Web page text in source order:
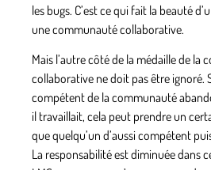
les bugs. C’est ce qui fait la beauté
une communauté collaborative.
Mais l’autre côté de la médaille de la
collaborative ne doit pas être ignoré.
compétent de la communauté
il travaillait, cela peut prendre un
que quelqu’un d’aussi compétent
La responsabilité est diminuée dans